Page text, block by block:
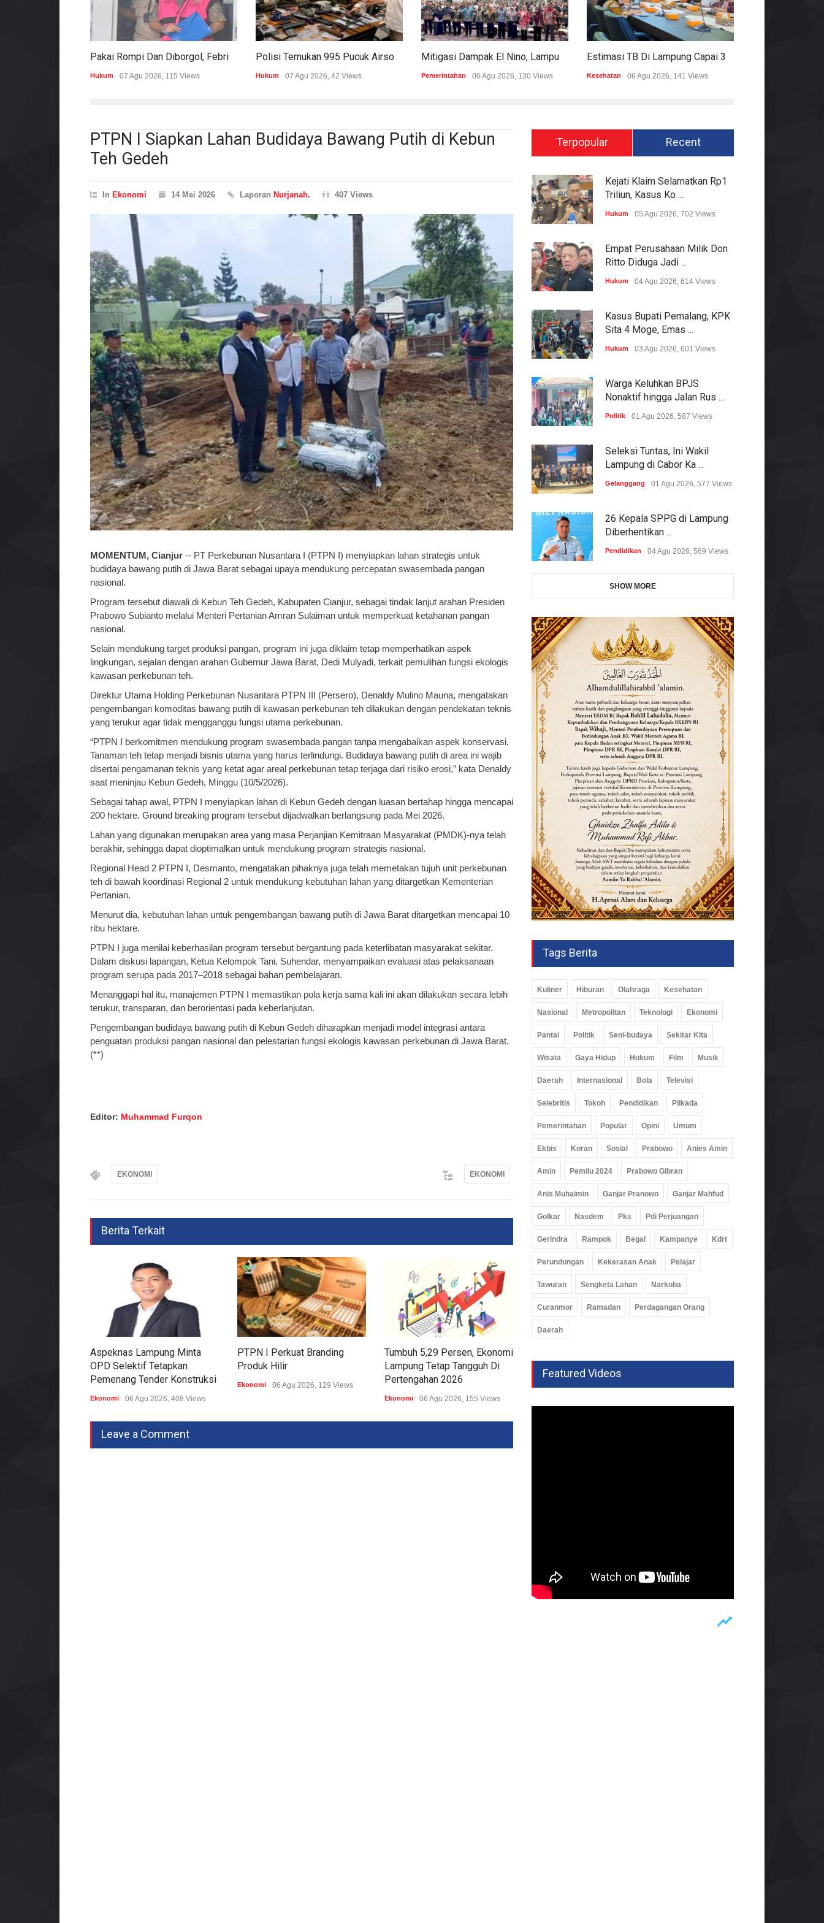
Hukum 07 Agu 2026, 115 Views Hukum 07 Agu 2026, 42 Views Pemerintahan 06 Agu 2026, 130 Views Kesehatan 06 Agu 2026, 141 Views
PTPN I Siapkan Lahan Budidaya Bawang Putih di Kebun
Teh Gedeh
In Ekonomi 14 Mei 2026 Laporan Nurjanah. 407 Views
MOMENTUM, Cianjur -- PT Perkebunan Nusantara I (PTPN I) menyiapkan lahan strategis untuk
budidaya bawang putih di Jawa Barat sebagai upaya mendukung percepatan swasembada pangan
nasional.
Program tersebut diawali di Kebun Teh Gedeh, Kabupaten Cianjur, sebagai tindak lanjut arahan Presiden
Prabowo Subianto melalui Menteri Pertanian Amran Sulaiman untuk memperkuat ketahanan pangan
nasional.
Selain mendukung target produksi pangan, program ini juga diklaim tetap memperhatikan aspek
lingkungan, sejalan dengan arahan Gubernur Jawa Barat, Dedi Mulyadi, terkait pemulihan fungsi ekologis
kawasan perkebunan teh.
Direktur Utama Holding Perkebunan Nusantara PTPN III (Persero), Denaldy Mulino Mauna, mengatakan
pengembangan komoditas bawang putih di kawasan perkebunan teh dilakukan dengan pendekatan teknis
yang terukur agar tidak mengganggu fungsi utama perkebunan.
“PTPN I berkomitmen mendukung program swasembada pangan tanpa mengabaikan aspek konservasi.
Tanaman teh tetap menjadi bisnis utama yang harus terlindungi. Budidaya bawang putih di area ini wajib
disertai pengamanan teknis yang ketat agar areal perkebunan tetap terjaga dari risiko erosi,” kata Denaldy
saat meninjau Kebun Gedeh, Minggu (10/5/2026).
Sebagai tahap awal, PTPN I menyiapkan lahan di Kebun Gedeh dengan luasan bertahap hingga mencapai
200 hektare. Ground breaking program tersebut dijadwalkan berlangsung pada Mei 2026.
Lahan yang digunakan merupakan area yang masa Perjanjian Kemitraan Masyarakat (PMDK)-nya telah
berakhir, sehingga dapat dioptimalkan untuk mendukung program strategis nasional.
Regional Head 2 PTPN I, Desmanto, mengatakan pihaknya juga telah memetakan tujuh unit perkebunan
teh di bawah koordinasi Regional 2 untuk mendukung kebutuhan lahan yang ditargetkan Kementerian
Pertanian.
Menurut dia, kebutuhan lahan untuk pengembangan bawang putih di Jawa Barat ditargetkan mencapai 10
ribu hektare.
PTPN I juga menilai keberhasilan program tersebut bergantung pada keterlibatan masyarakat sekitar.
Dalam diskusi lapangan, Ketua Kelompok Tani, Suhendar, menyampaikan evaluasi atas pelaksanaan
program serupa pada 2017–2018 sebagai bahan pembelajaran.
Menanggapi hal itu, manajemen PTPN I memastikan pola kerja sama kali ini akan dilakukan secara lebih
terukur, transparan, dan berorientasi pada keberlanjutan.
Pengembangan budidaya bawang putih di Kebun Gedeh diharapkan menjadi model integrasi antara
penguatan produksi pangan nasional dan pelestarian fungsi ekologis kawasan perkebunan di Jawa Barat.
(**)
Editor: Muhammad Furqon
EKONOMI EKONOMI
Berita Terkait
Aspeknas Lampung Minta
OPD Selektif Tetapkan
Pemenang Tender Konstruksi
Ekonomi 06 Agu 2026, 408 Views
PTPN I Perkuat Branding
Produk Hilir
Ekonomi 06 Agu 2026, 129 Views
Tumbuh 5,29 Persen, Ekonomi
Lampung Tetap Tangguh Di
Pertengahan 2026
Ekonomi 06 Agu 2026, 155 Views
Kembali Hadirkan Program
KUotamasya 2026
Leave a Comment
Terpopular Recent
Kejati Klaim Selamatkan Rp1
Triliun, Kasus Ko ...
Hukum 05 Agu 2026, 702 Views
Empat Perusahaan Milik Don
Ritto Diduga Jadi ...
Hukum 04 Agu 2026, 614 Views
Kasus Bupati Pemalang, KPK
Sita 4 Moge, Emas ...
Hukum 03 Agu 2026, 601 Views
Warga Keluhkan BPJS
Nonaktif hingga Jalan Rus ...
Politik 01 Agu 2026, 587 Views
Seleksi Tuntas, Ini Wakil
Lampung di Cabor Ka ...
Gelanggang 01 Agu 2026, 577 Views
26 Kepala SPPG di Lampung
Diberhentikan ...
Pendidikan 04 Agu 2026, 569 Views
SHOW MORE
Tags Berita
Kuliner Hiburan Olahraga Kesehatan
Nasional Metropolitan Teknologi Ekonomi
Pantai Politik Seni-budaya Sekitar Kita
Wisata Gaya Hidup Hukum Film Musik
Daerah Internasional Bola Televisi
Selebritis Tokoh Pendidikan Pilkada
Pemerintahan Popular Opini Umum
Ekbis Koran Sosial Prabowo Anies Amin
Amin Pemilu 2024 Prabowo Gibran
Anis Muhaimin Ganjar Pranowo Ganjar Mahfud
Golkar Nasdem Pks Pdi Perjuangan
Gerindra Rampok Begal Kampanye Kdrt
Perundungan Kekerasan Anak Pelajar
Tawuran Sengketa Lahan Narkoba
Curanmor Ramadan Perdagangan Orang
Daerah
Featured Videos